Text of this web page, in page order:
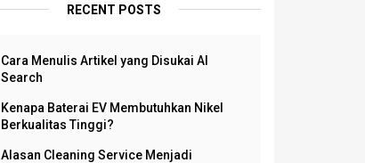
RECENT POSTS
Cara Menulis Artikel yang Disukai AI
Search
Kenapa Baterai EV Membutuhkan Nikel
Berkualitas Tinggi?
Alasan Cleaning Service Menjadi